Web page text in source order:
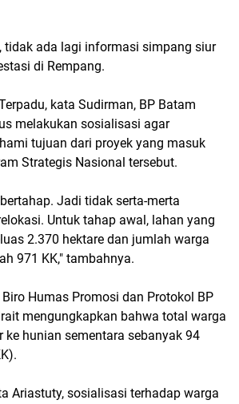
tidak ada lagi informasi simpang siur
di Rempang.
kata Sudirman, BP Batam
melakukan sosialisasi agar
tujuan dari proyek yang masuk
Strategis Nasional tersebut.
Jadi tidak serta-merta
Untuk tahap awal, lahan yang
2.370 hektare dan jumlah warga
971 KK," tambahnya.
Humas Promosi dan Protokol BP
mengungkapkan bahwa total warga
ke hunian sementara sebanyak 94
Ariastuty, sosialisasi terhadap warga